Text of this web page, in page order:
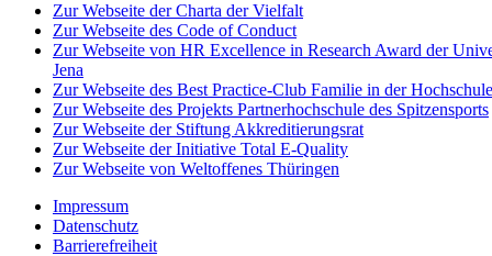
Zur Webseite der Charta der Vielfalt
Zur Webseite des Code of Conduct
Zur Webseite von HR Excellence in Research Award der
Jena
Zur Webseite des Best Practice-Club Familie in der Hochschule
Zur Webseite des Projekts Partnerhochschule des Spitzensports
Zur Webseite der Stiftung Akkreditierungsrat
Zur Webseite der Initiative Total E-Quality
Zur Webseite von Weltoffenes Thüringen
Impressum
Datenschutz
Barrierefreiheit